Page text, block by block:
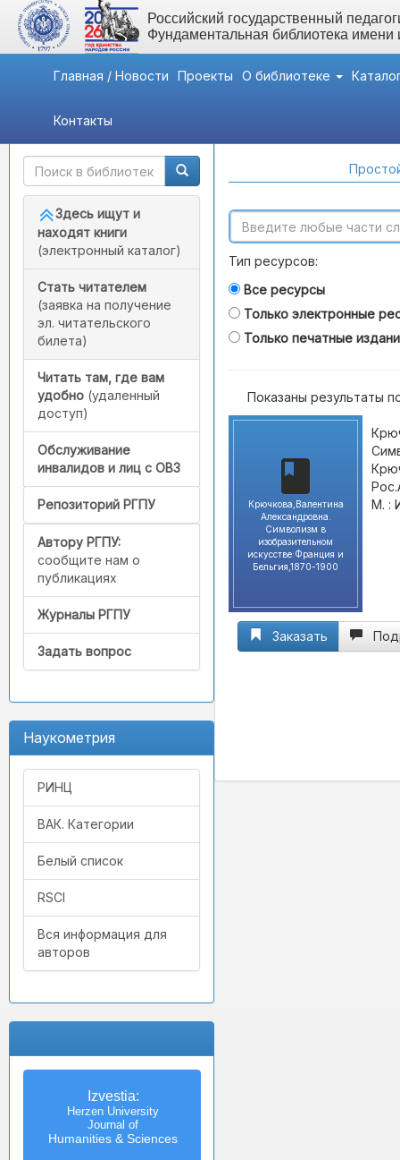
Российский государственный
Фундаментальная библиотека
Главная / Новости Проекты О библиотеке
Контакты
Быстрый доступ
Здесь ищут и
находят книги
(электронный каталог)
Стать читателем
(заявка на получение
эл. читательского
билета)
Читать там, где вам
удобно (удаленный
доступ)
Обслуживание
инвалидов и лиц с ОВЗ
Репозиторий РГПУ
Автору РГПУ:
сообщите нам о
публикациях
Журналы РГПУ
Задать вопрос
Наукометрия
РИНЦ
ВАК. Категории
Белый список
RSCI
Вся информация для
авторов
Izvestia:
Herzen University
Journal of
Humanities & Sciences
Тип ресурсов:
Все ресурсы
Только электронные
Только печатные
Показаны результаты
Крючкова,Валентина
Александровна.
Символизм в
изобразительном
искусстве:Франция и
Бельгия,1870-1900
М. :
Заказать